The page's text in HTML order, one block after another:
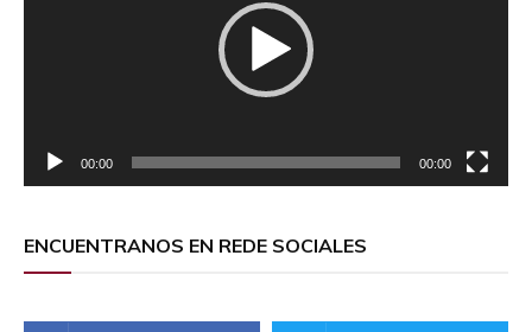
00:00 00:00
ENCUENTRANOS EN REDE SOCIALES